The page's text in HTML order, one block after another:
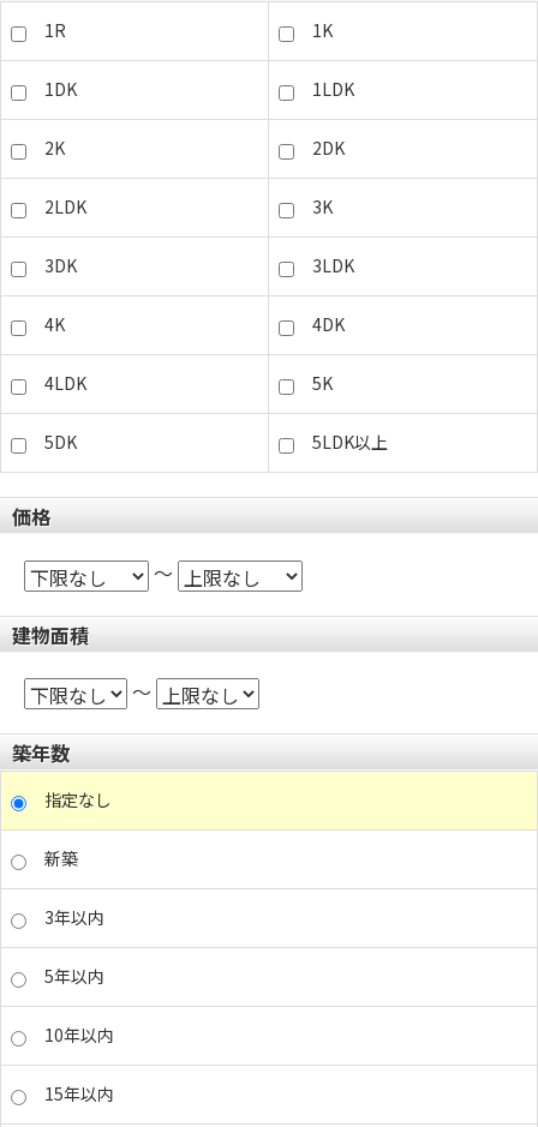
1R 1K
1DK 1LDK
2K 2DK
2LDK 3K
3DK 3LDK
4K 4DK
4LDK 5K
5DK 5LDK以上
価格
～
建物面積
～
築年数
指定なし
新築
3年以内
5年以内
10年以内
15年以内